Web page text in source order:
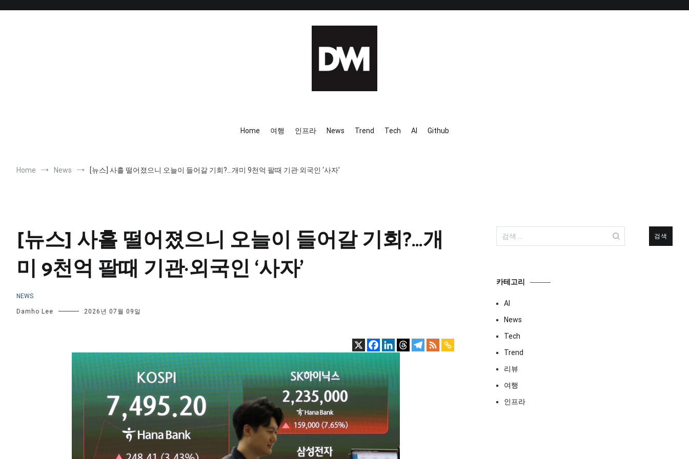
Home 여행 인프라 News Trend Tech AI Github
Home News [뉴스] 사흘 떨어졌으니 오늘이 들어갈 기회?…개미 9천억 팔때 기관·외국인 ‘사자’
[뉴스] 사흘 떨어졌으니 오늘이 들어갈 기회?…개
미 9천억 팔때 기관·외국인 ‘사자’
NEWS
Damho Lee 2026년 07월 09일
색:
카테고리
AI
News
Tech
Trend
리뷰
여행
인프라